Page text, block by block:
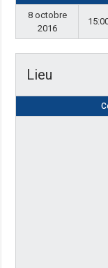
8 octobre
2016
Lieu